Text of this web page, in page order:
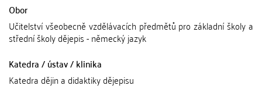
Obor
Učitelství všeobecně vzdělávacích předmětů pro základní školy a
střední školy dějepis - německý jazyk
Katedra / ústav / klinika
Katedra dějin a didaktiky dějepisu